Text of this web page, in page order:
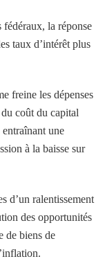
la réponse
taux d’intérêt plus
freine les dépenses
coût du capital
entraînant une
à la baisse sur
d’un ralentissement
des opportunités
de biens de